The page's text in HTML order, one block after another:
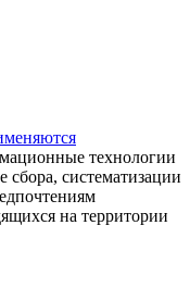
технологии
систематизации
на территории